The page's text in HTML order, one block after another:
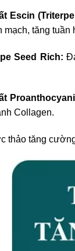
Escin
mạch, tăng tuần
Seed Rich:
Collagen.
thảo tăng